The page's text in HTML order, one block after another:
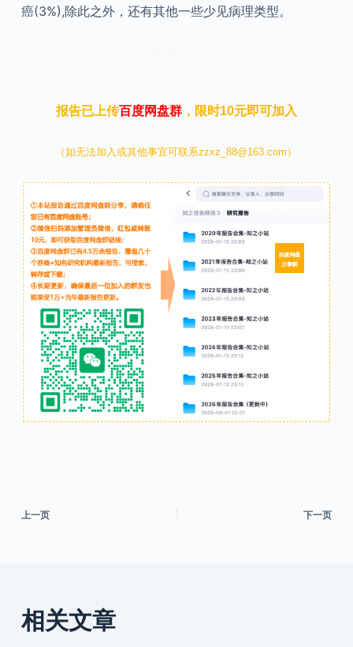
癌(3%),除此之外，还有其他一些少见病理类型。
报告已上传百度网盘群，限时10元即可加入
（如无法加入或其他事宜可联系zzxz_88@163.com）
上一页 下一页
相关文章